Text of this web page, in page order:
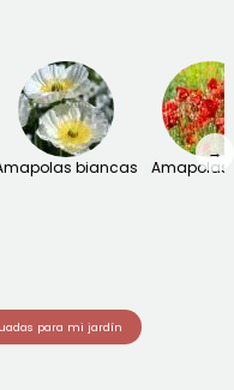
biancas Amapolas
→
para mi jardín